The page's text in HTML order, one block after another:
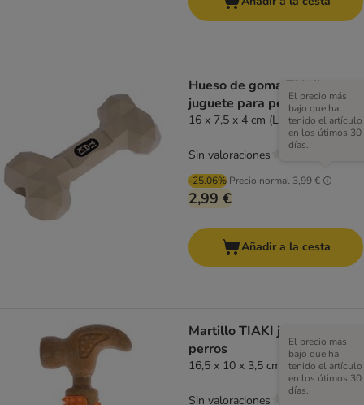
Hueso de goma TIAKI
juguete para perros
16 x 7,5 x 4 cm (L x An x Al)
-25.06% Precio normal3,99 €
El precio más
bajo que ha
tenido el artículo
en los útimos 30
días.
2,99 €
Sin valoraciones
Añadir a la cesta
Martillo TIAKI juguete para
perros
16,5 x 10 x 3,5 cm (L x An x Al)
El precio más
bajo que ha
tenido el artículo
en los útimos 30
días.
Sin valoraciones